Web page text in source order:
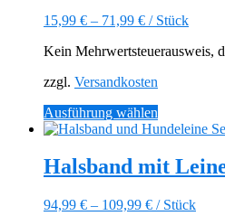
Die
können
der
Produktseite
gewählt
werden
15,99 € – 71,99 € / Stück
Kein Mehrwertsteuerausweis,
zzgl. Versandkosten
Ausführung wählen
Produkt
mehrere
Varianten
Die
Halsband mit
94,99 € – 109,99 € / Stück